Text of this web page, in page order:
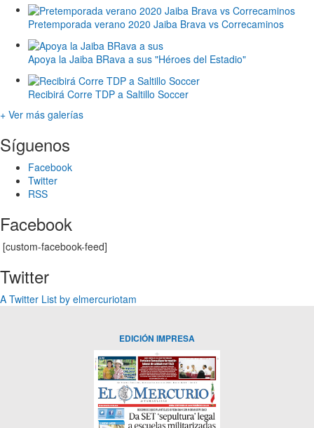
Pretemporada verano 2020 Jaiba Brava vs Correcaminos
Apoya la Jaiba BRava a sus "Héroes del Estadio"
Recibirá Corre TDP a Saltillo Soccer
+ Ver más galerías
Síguenos
Facebook
Twitter
RSS
Facebook
[custom-facebook-feed]
Twitter
A Twitter List by elmercuriotam
EDICIÓN IMPRESA